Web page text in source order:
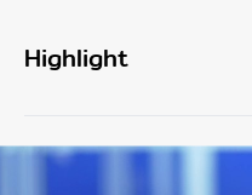
Highlight